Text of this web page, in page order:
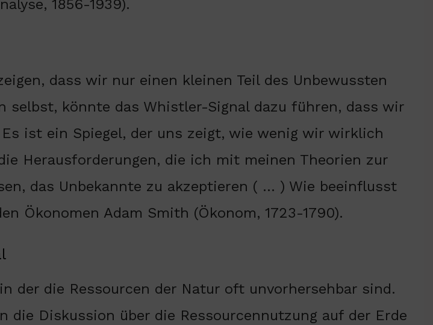
1856-1939).
dass wir nur einen kleinen Teil des Unbewussten
selbst, könnte das Whistler-Signal dazu führen, dass wir
ist ein Spiegel, der uns zeigt, wie wenig wir wirklich
Herausforderungen, die ich mit meinen Theorien zur
das Unbekannte zu akzeptieren ( … ) Wie beeinflusst
Ökonomen Adam Smith (Ökonom, 1723-1790).
der die Ressourcen der Natur oft unvorhersehbar sind.
die Diskussion über die Ressourcennutzung auf der Erde